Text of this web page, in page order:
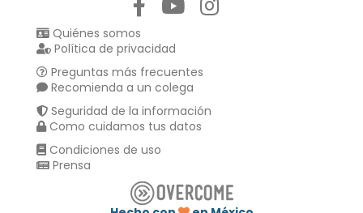
Quiénes somos
Política de privacidad
Preguntas más frecuentes
Recomienda a un colega
Seguridad de la información
Como cuidamos tus datos
Condiciones de uso
Prensa